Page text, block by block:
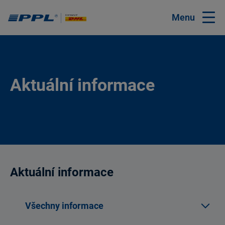
Menu
Aktuální informace
Aktuální informace
Všechny informace